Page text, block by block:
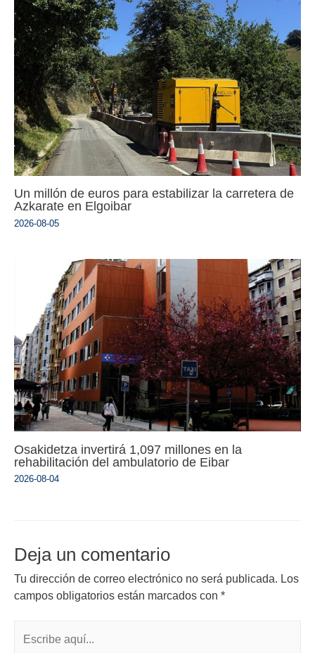
Un millón de euros para estabilizar la carretera de
Azkarate en Elgoibar
2026-08-05
Osakidetza invertirá 1,097 millones en la
rehabilitación del ambulatorio de Eibar
2026-08-04
Deja un comentario
Tu dirección de correo electrónico no será publicada. Los
campos obligatorios están marcados con *